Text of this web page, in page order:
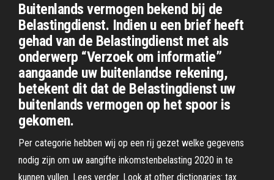
Buitenlands vermogen bekend bij de
Belastingdienst. Indien u een brief heeft
gehad van de Belastingdienst met als
onderwerp “Verzoek om informatie”
aangaande uw buitenlandse rekening,
betekent dit dat de Belastingdienst uw
buitenlands vermogen op het spoor is
gekomen.
Per categorie hebben wij op een rij gezet welke gegevens
nodig zijn om uw aangifte inkomstenbelasting 2020 in te
kunnen vullen. Lees verder. Look at other dictionaries: tax